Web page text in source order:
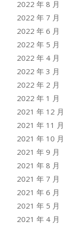
2022 年 8 月
2022 年 7 月
2022 年 6 月
2022 年 5 月
2022 年 4 月
2022 年 3 月
2022 年 2 月
2022 年 1 月
2021 年 12 月
2021 年 11 月
2021 年 10 月
2021 年 9 月
2021 年 8 月
2021 年 7 月
2021 年 6 月
2021 年 5 月
2021 年 4 月